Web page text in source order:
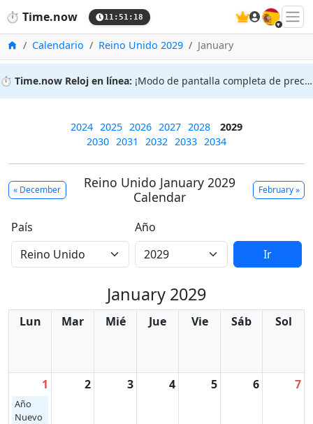
⏱️ Time.now 11:51:18 🇪🇸
InicioCalendario Reino Unido 2029 January
⏱️ Time.now Reloj en línea: ¡Modo de pantalla completa de precisión!
2024 2025 2026 2027 2028
2029
2030 2031 2032 2033 2034
« December
Reino Unido January 2029
Calendar
February »
País
Año
Ir
January 2029
Lun Mar Mié Jue Vie Sáb Sol
1
Año
Nuevo
2 3 4 5 6 7